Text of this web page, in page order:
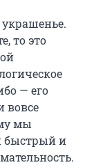
то это
— его
вовсе
мы
быстрый и